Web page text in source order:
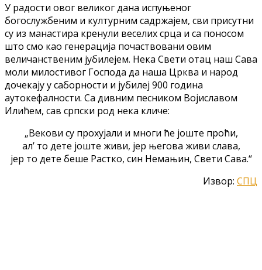
У радости овог великог дана испуњеног
богослужбеним и културним садржајем, сви присутни
су из манастира кренули веселих срца и са поносом
што смо као генерација почаствовани овим
величанственим јубилејем. Нека Свети отац наш Сава
моли милостивог Господа да наша Црква и народ
дочекају у саборности и јубилеј 900 година
аутокефалности. Са дивним песником Војиславом
Илићем, сав српски род нека кличе:
„Векови су прохујали и многи ће јоште проћи,
ал’ то дете јоште живи, јер његова живи слава,
јер то дете беше Растко, син Немањин, Свети Сава.“
Извор: СПЦ